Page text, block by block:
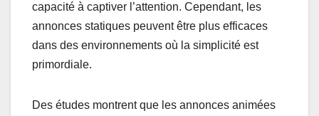
capacité à captiver l’attention. Cependant, les
annonces statiques peuvent être plus efficaces
dans des environnements où la simplicité est
primordiale.
Des études montrent que les annonces animées